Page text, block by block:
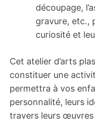
découpage,
gravure, etc.,
curiosité et
Cet atelier d’arts
constituer une
permettra à vos
personnalité, leurs
travers leurs œuvres